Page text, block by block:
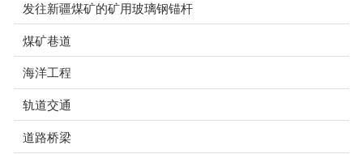
发往新疆煤矿的矿用玻璃钢锚杆
煤矿巷道
海洋工程
轨道交通
道路桥梁